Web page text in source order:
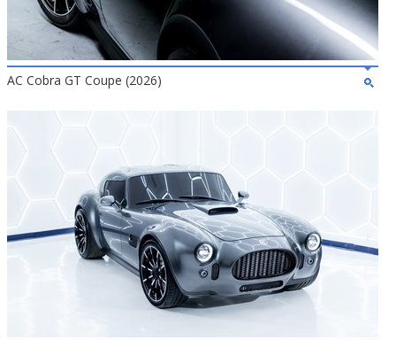
AC Cobra GT Coupe (2026)